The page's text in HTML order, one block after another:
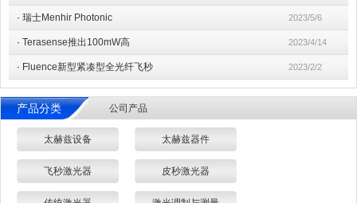
· 瑞士Menhir Photonic 2023/5/6
· Terasense推出100mW高 2023/4/14
· Fluence新型紧凑型全光纤飞秒 2023/2/2
产品分类 公司产品
太赫兹设备 太赫兹器件
飞秒激光器 皮秒激光器